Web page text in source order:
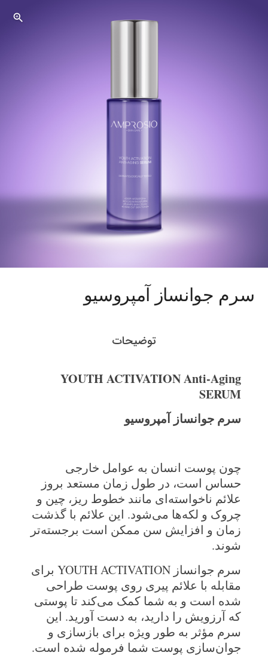
سرم جوانساز آمپروسیو
توضیحات
YOUTH ACTIVATION Anti-Aging
SERUM
سرم جوانساز آمپروسیو
چون پوست انسان به عوامل خارجی
حساس است، در طول زمان مستعد بروز
علائم ناخواسته‌ای مانند خطوط ریز، چین و
چروک و لکه‌ها می‌شود. این علائم با گذشت
زمان و افزایش سن ممکن است برجسته‌تر
شوند.
سرم جوانساز YOUTH ACTIVATION برای
مقابله با علائم پیری روی پوست طراحی
شده است و به شما کمک می‌کند تا پوستی
که آرزویش را دارید، به دست آورید. این
سرم مؤثر به طور ویژه برای بازسازی و
جوان‌سازی پوست شما فرموله شده است.